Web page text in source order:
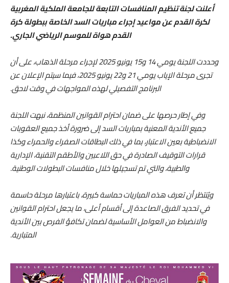
أعلنت لجنة تنظيم المنافسات التابعة للجامعة الملكية المغربية
لكرة القدم عن مواعيد إجراء مباريات السد الخاصة ببطولة كرة
القدم هواة للموسم الرياضي الجاري.
وحددت اللجنة يومي 14 و15 يونيو 2025 لإجراء مرحلة الذهاب، على أن
تجرى مرحلة الإياب يومي 21 و22 يونيو 2025، فيما سيتم الإعلان عن
البرنامج التفصيلي لهذه المواجهات في وقت لاحق.
وفي إطار حرصها على ضمان احترام القوانين المنظمة، نبهت اللجنة
جميع الأندية المعنية بمباريات السد إلى ضرورة أخذ جميع العقوبات
الانضباطية بعين الاعتبار، بما في ذلك البطاقات الصفراء والحمراء وكذا
قرارات التوقيف الصادرة في حق اللاعبين والأطقم التقنية، الإدارية
والطبية، والتي تم تسجيلها خلال منافسات البطولات الوطنية.
ويُنتظر أن تعرف هذه المباريات حماسة كبيرة، باعتبارها مرحلة حاسمة
في تحديد الفرق الصاعدة إلى أقسام أعلى، ما يجعل احترام القوانين
والانضباط من العوامل الأساسية لضمان تكافؤ الفرص بين الأندية
المتبارية.